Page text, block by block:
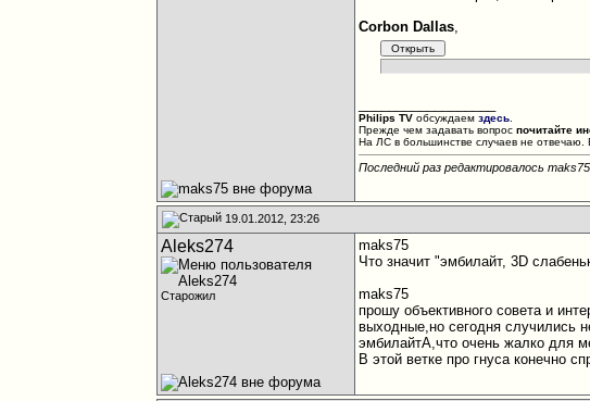
Corbon Dallas,
Philips TV обсуждаемздесь
Прежде чем задавать вопроспочитайте
На ЛС в большинстве случаев не
Последний раз редактировалось
19.01.2012, 23:26
Aleks274
Старожил
maks75
Что значит "эмбилайт, 3D
maks75
прошу объективного совета и
выходные,но сегодня случились
эмбилайтА,что очень жалко для
В этой ветке про гнуса конечно